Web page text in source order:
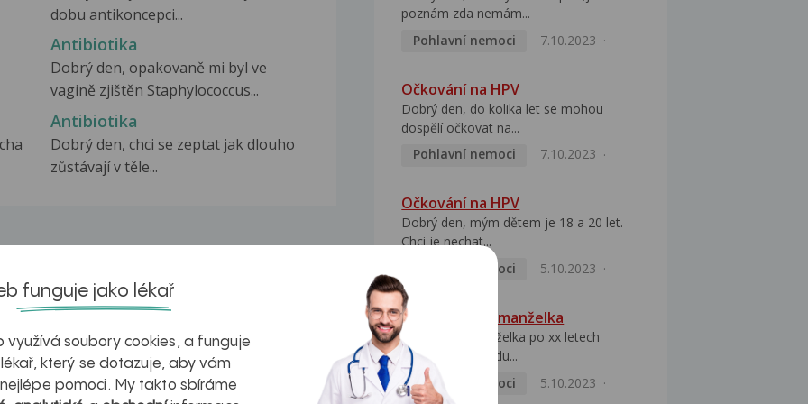
dobu antikoncepci...
Antibiotika
Dobrý den, opakovaně mi byl ve
vagině zjištěn Staphylococcus...
Antibiotika
Dobrý den, chci se zeptat jak dlouho
zůstávají v těle...
zdravá játra?
poznám zda nemám...
Pohlavní nemoci
7.10.2023
Očkování na HPV
Dobrý den, do kolika let se mohou
dospělí očkovat na...
Pohlavní nemoci
7.10.2023
Očkování na HPV
Dobrý den, mým dětem je 18 a 20 let.
Chci je nechat...
Pohlavní nemoci
5.10.2023
HPV pozitivní manželka
Dobrý den, manželka po xx letech
přivezla z Východu...
Pohlavní nemoci
5.10.2023
funguje jako lékař
využívá soubory cookies, a funguje
který se dotazuje, aby vám
pomoci. My takto sbíráme